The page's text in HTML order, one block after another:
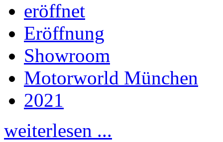
eröffnet
Eröffnung
Showroom
Motorworld München
2021
weiterlesen ...